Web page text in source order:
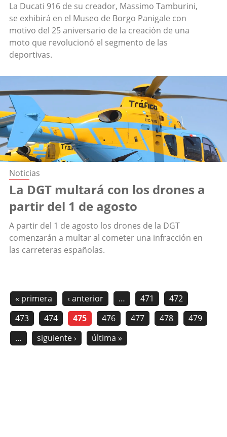
La Ducati 916 de su creador, Massimo Tamburini,
se exhibirá en el Museo de Borgo Panigale con
motivo del 25 aniversario de la creación de una
moto que revolucionó el segmento de las
deportivas.
Noticias
La DGT multará con los drones a
partir del 1 de agosto
A partir del 1 de agosto los drones de la DGT
comenzarán a multar al cometer una infracción en
las carreteras españolas.
« primera ‹ anterior … 471
472
473
474 475 476 477 478
479
…
siguiente › última »